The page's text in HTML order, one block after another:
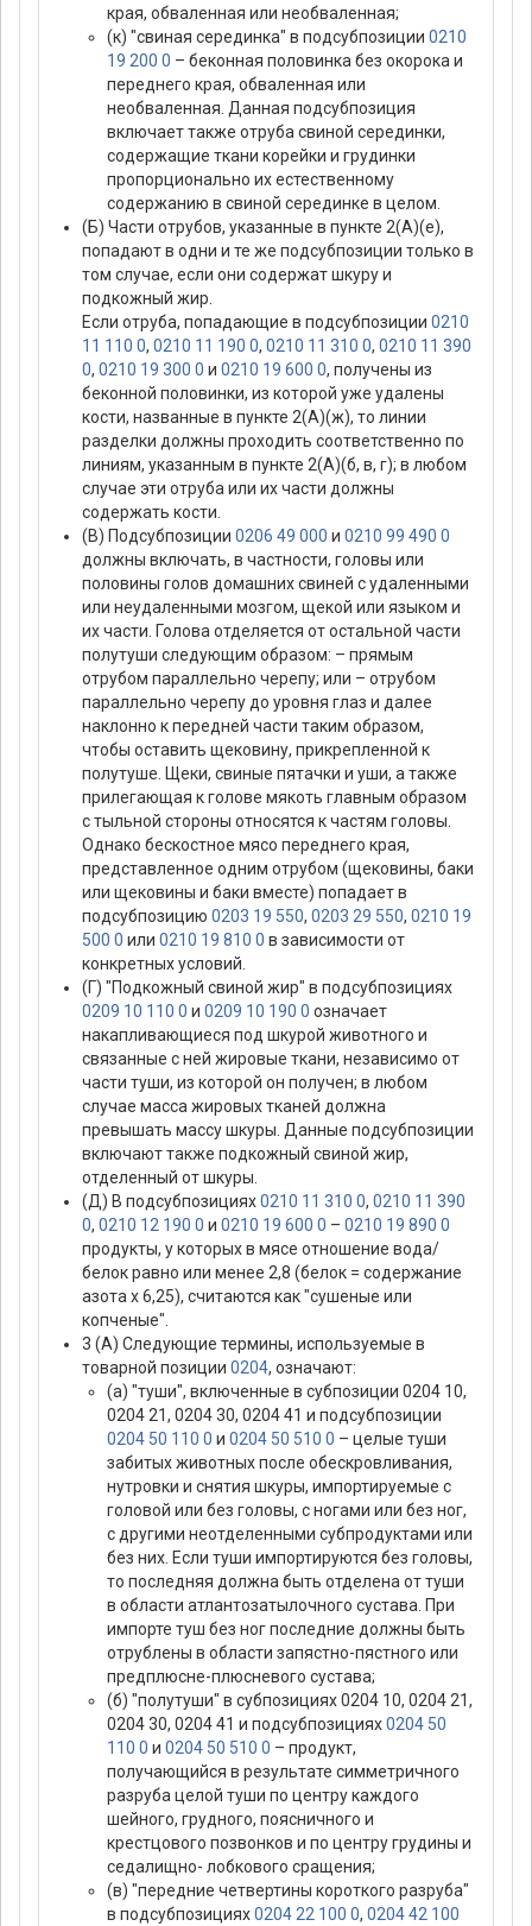
края, обваленная или необваленная;
(к) "свиная серединка" в подсубпозиции 0210
19 200 0 – беконная половинка без окорока и
переднего края, обваленная или
необваленная. Данная подсубпозиция
включает также отруба свиной серединки,
содержащие ткани корейки и грудинки
пропорционально их естественному
содержанию в свиной серединке в целом.
(Б) Части отрубов, указанные в пункте 2(А)(е),
попадают в одни и те же подсубпозиции только в
том случае, если они содержат шкуру и
подкожный жир.
Если отруба, попадающие в подсубпозиции 0210
11 110 0, 0210 11 190 0, 0210 11 310 0, 0210 11 390
0, 0210 19 300 0 и 0210 19 600 0, получены из
беконной половинки, из которой уже удалены
кости, названные в пункте 2(А)(ж), то линии
разделки должны проходить соответственно по
линиям, указанным в пункте 2(А)(б, в, г); в любом
случае эти отруба или их части должны
содержать кости.
(В) Подсубпозиции 0206 49 000 и 0210 99 490 0
должны включать, в частности, головы или
половины голов домашних свиней с удаленными
или неудаленными мозгом, щекой или языком и
их части. Голова отделяется от остальной части
полутуши следующим образом: – прямым
отрубом параллельно черепу; или – отрубом
параллельно черепу до уровня глаз и далее
наклонно к передней части таким образом,
чтобы оставить щековину, прикрепленной к
полутуше. Щеки, свиные пятачки и уши, а также
прилегающая к голове мякоть главным образом
с тыльной стороны относятся к частям головы.
Однако бескостное мясо переднего края,
представленное одним отрубом (щековины, баки
или щековины и баки вместе) попадает в
подсубпозицию 0203 19 550, 0203 29 550, 0210 19
500 0 или 0210 19 810 0 в зависимости от
конкретных условий.
(Г) "Подкожный свиной жир" в подсубпозициях
0209 10 110 0 и 0209 10 190 0 означает
накапливающиеся под шкурой животного и
связанные с ней жировые ткани, независимо от
части туши, из которой он получен; в любом
случае масса жировых тканей должна
превышать массу шкуры. Данные подсубпозиции
включают также подкожный свиной жир,
отделенный от шкуры.
(Д) В подсубпозициях0210 11 310 0, 0210 11 390
0, 0210 12 190 0 и 0210 19 600 0 – 0210 19 890 0
продукты, у которых в мясе отношение вода/
белок равно или менее 2,8 (белок = содержание
азота х 6,25), считаются как "сушеные или
копченые".
3 (А) Следующие термины, используемые в
товарной позиции 0204, означают:
(а) "туши", включенные в субпозиции 0204 10,
0204 21, 0204 30, 0204 41 и подсубпозиции
0204 50 110 0 и 0204 50 510 0 – целые туши
забитых животных после обескровливания,
нутровки и снятия шкуры, импортируемые с
головой или без головы, с ногами или без ног,
с другими неотделенными субпродуктами или
без них. Если туши импортируются без головы,
то последняя должна быть отделена от туши
в области атлантозатылочного сустава. При
импорте туш без ног последние должны быть
отрублены в области запястно-пястного или
предплюсне-плюсневого сустава;
(б) "полутуши" в субпозициях 0204 10, 0204 21,
0204 30, 0204 41 и подсубпозициях0204 50
110 0 и 0204 50 510 0 – продукт,
получающийся в результате симметричного
разруба целой туши по центру каждого
шейного, грудного, поясничного и
крестцового позвонков и по центру грудины и
седалищно- лобкового сращения;
(в) "передние четвертины короткого разруба"
в подсубпозициях0204 22 100 0, 0204 42 100